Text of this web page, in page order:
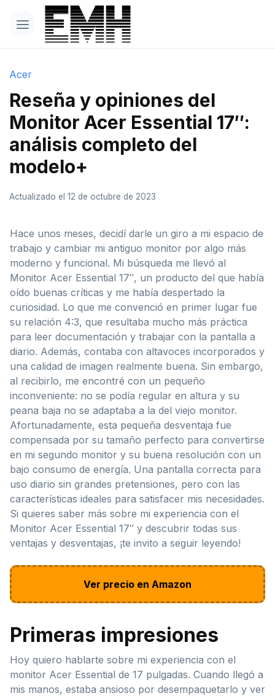
Acer
Reseña y opiniones del
Monitor Acer Essential 17″:
análisis completo del
modelo+
Actualizado el 12 de octubre de 2023
Hace unos meses, decidí darle un giro a mi espacio de
trabajo y cambiar mi antiguo monitor por algo más
moderno y funcional. Mi búsqueda me llevó al
Monitor Acer Essential 17″, un producto del que había
oído buenas críticas y me había despertado la
curiosidad. Lo que me convenció en primer lugar fue
su relación 4:3, que resultaba mucho más práctica
para leer documentación y trabajar con la pantalla a
diario. Además, contaba con altavoces incorporados y
una calidad de imagen realmente buena. Sin embargo,
al recibirlo, me encontré con un pequeño
inconveniente: no se podía regular en altura y su
peana baja no se adaptaba a la del viejo monitor.
Afortunadamente, esta pequeña desventaja fue
compensada por su tamaño perfecto para convertirse
en mi segundo monitor y su buena resolución con un
bajo consumo de energía. Una pantalla correcta para
uso diario sin grandes pretensiones, pero con las
características ideales para satisfacer mis necesidades.
Si quieres saber más sobre mi experiencia con el
Monitor Acer Essential 17″ y descubrir todas sus
ventajas y desventajas, ¡te invito a seguir leyendo!
Ver precio en Amazon
Primeras impresiones
Hoy quiero hablarte sobre mi experiencia con el
monitor Acer Essential de 17 pulgadas. Cuando llegó a
mis manos, estaba ansioso por desempaquetarlo y ver